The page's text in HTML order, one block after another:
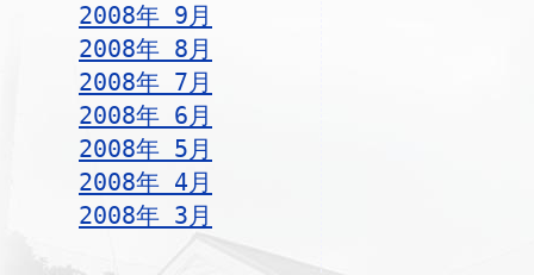
2008年 9月
2008年 8月
2008年 7月
2008年 6月
2008年 5月
2008年 4月
2008年 3月